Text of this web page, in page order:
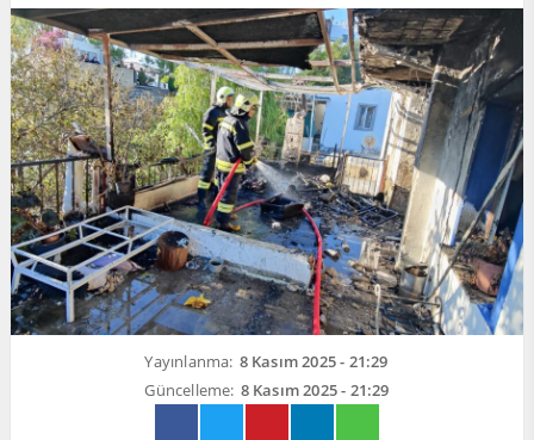
Yayınlanma: 8 Kasım 2025 - 21:29
Güncelleme: 8 Kasım 2025 - 21:29